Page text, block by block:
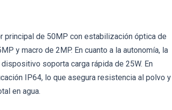
principal de 50MP con estabilización óptica de
y macro de 2MP. En cuanto a la autonomía, la
soporta carga rápida de 25W. En
IP64, lo que asegura resistencia al polvo y
en agua.